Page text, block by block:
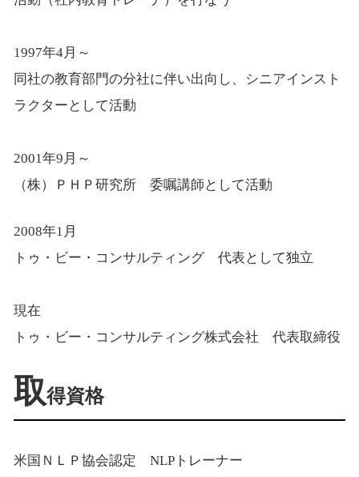
1997年4月～
同社の教育部門の分社に伴い出向し、シニアインスト
ラクターとして活動
2001年9月～
（株）ＰＨＰ研究所 委嘱講師として活動
2008年1月
トゥ・ビー・コンサルティング 代表として独立
現在
トゥ・ビー・コンサルティング株式会社 代表取締役
取得資格
米国ＮＬＰ協会認定 NLPトレーナー